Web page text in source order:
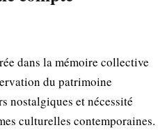
dans la mémoire collective
du patrimoine
nostalgiques et nécessité
culturelles contemporaines.